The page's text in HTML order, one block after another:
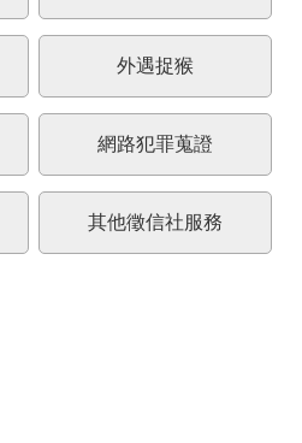
外遇捉猴
網路犯罪蒐證
其他徵信社服務